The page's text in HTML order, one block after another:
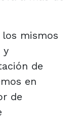
mismos
y
de
en
de